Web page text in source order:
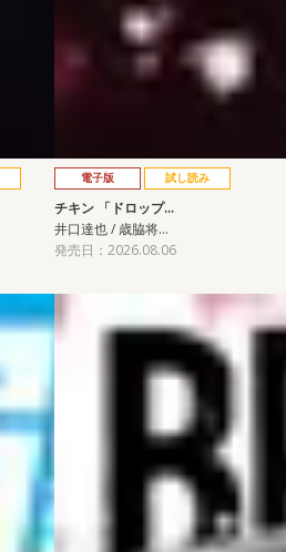
電子版 試し読み
チキン 「ドロップ…
井口達也 / 歳脇将…
発売日：2026.08.06